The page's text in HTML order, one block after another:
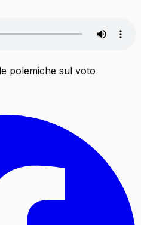
polemiche sul voto